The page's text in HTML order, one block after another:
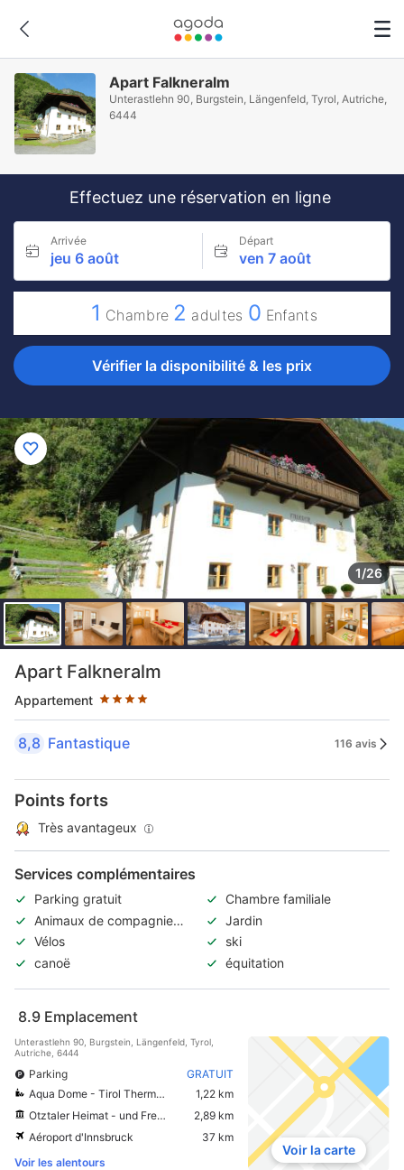
Apart Falkneralm
Unterastlehn 90, Burgstein, Längenfeld, Tyrol, Autriche,
6444
Effectuez une réservation en ligne
Arrivée
jeu 6 août
Départ
ven 7 août
1 Chambre 2 adultes 0 Enfants
Vérifier la disponibilité & les prix
1/26
Apart Falkneralm
Appartement
4 étoiles au classement par étoile
8,8 Fantastique 116 avis
Points forts
Très avantageux
Services complémentaires
Parking gratuit
Chambre familiale
Animaux de compagnie
acceptés
Jardin
Vélos
ski
canoë
équitation
8.9 Emplacement
Unterastlehn 90, Burgstein, Längenfeld, Tyrol,
Autriche, 6444
Parking
GRATUIT
Aqua Dome - Tirol Therme Langenfeld
1,22 km
Otztaler Heimat - und Freilichtmuseum
2,89 km
Aéroport d'Innsbruck
37 km
Voir les alentours
Voir la carte